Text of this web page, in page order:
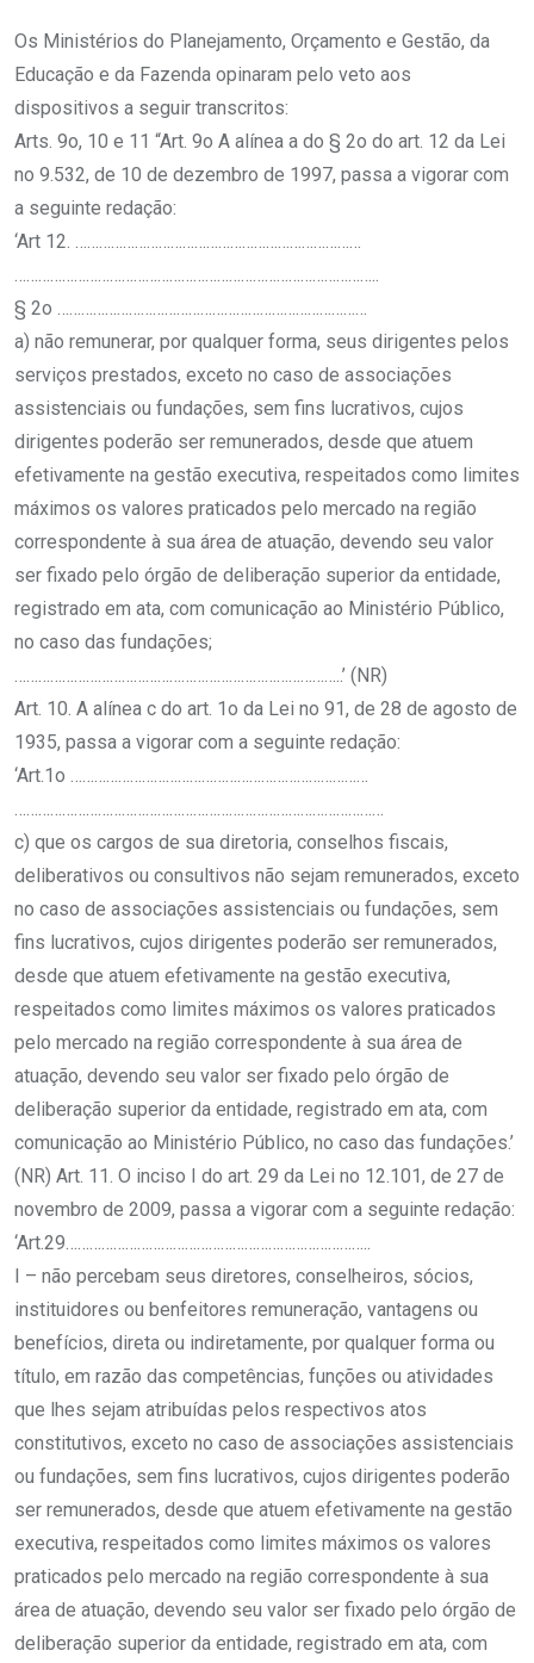
Os Ministérios do Planejamento, Orçamento e Gestão, da
Educação e da Fazenda opinaram pelo veto aos
dispositivos a seguir transcritos:
Arts. 9o, 10 e 11 “Art. 9o A alínea a do § 2o do art. 12 da Lei
no 9.532, de 10 de dezembro de 1997, passa a vigorar com
a seguinte redação:
‘Art 12. ………………………………………………………………
………………………………………………………………………………..
§ 2o ……………………………………………………………………
a) não remunerar, por qualquer forma, seus dirigentes pelos
serviços prestados, exceto no caso de associações
assistenciais ou fundações, sem fins lucrativos, cujos
dirigentes poderão ser remunerados, desde que atuem
efetivamente na gestão executiva, respeitados como limites
máximos os valores praticados pelo mercado na região
correspondente à sua área de atuação, devendo seu valor
ser fixado pelo órgão de deliberação superior da entidade,
registrado em ata, com comunicação ao Ministério Público,
no caso das fundações;
………………………………………………………………………..’ (NR)
Art. 10. A alínea c do art. 1o da Lei no 91, de 28 de agosto de
1935, passa a vigorar com a seguinte redação:
‘Art.1o …………………………………………………………………
…………………………………………………………………………………
c) que os cargos de sua diretoria, conselhos fiscais,
deliberativos ou consultivos não sejam remunerados, exceto
no caso de associações assistenciais ou fundações, sem
fins lucrativos, cujos dirigentes poderão ser remunerados,
desde que atuem efetivamente na gestão executiva,
respeitados como limites máximos os valores praticados
pelo mercado na região correspondente à sua área de
atuação, devendo seu valor ser fixado pelo órgão de
deliberação superior da entidade, registrado em ata, com
comunicação ao Ministério Público, no caso das fundações.’
(NR) Art. 11. O inciso I do art. 29 da Lei no 12.101, de 27 de
novembro de 2009, passa a vigorar com a seguinte redação:
‘Art.29…………………………………………………………………..
I – não percebam seus diretores, conselheiros, sócios,
instituidores ou benfeitores remuneração, vantagens ou
benefícios, direta ou indiretamente, por qualquer forma ou
título, em razão das competências, funções ou atividades
que lhes sejam atribuídas pelos respectivos atos
constitutivos, exceto no caso de associações assistenciais
ou fundações, sem fins lucrativos, cujos dirigentes poderão
ser remunerados, desde que atuem efetivamente na gestão
executiva, respeitados como limites máximos os valores
praticados pelo mercado na região correspondente à sua
área de atuação, devendo seu valor ser fixado pelo órgão de
deliberação superior da entidade, registrado em ata, com